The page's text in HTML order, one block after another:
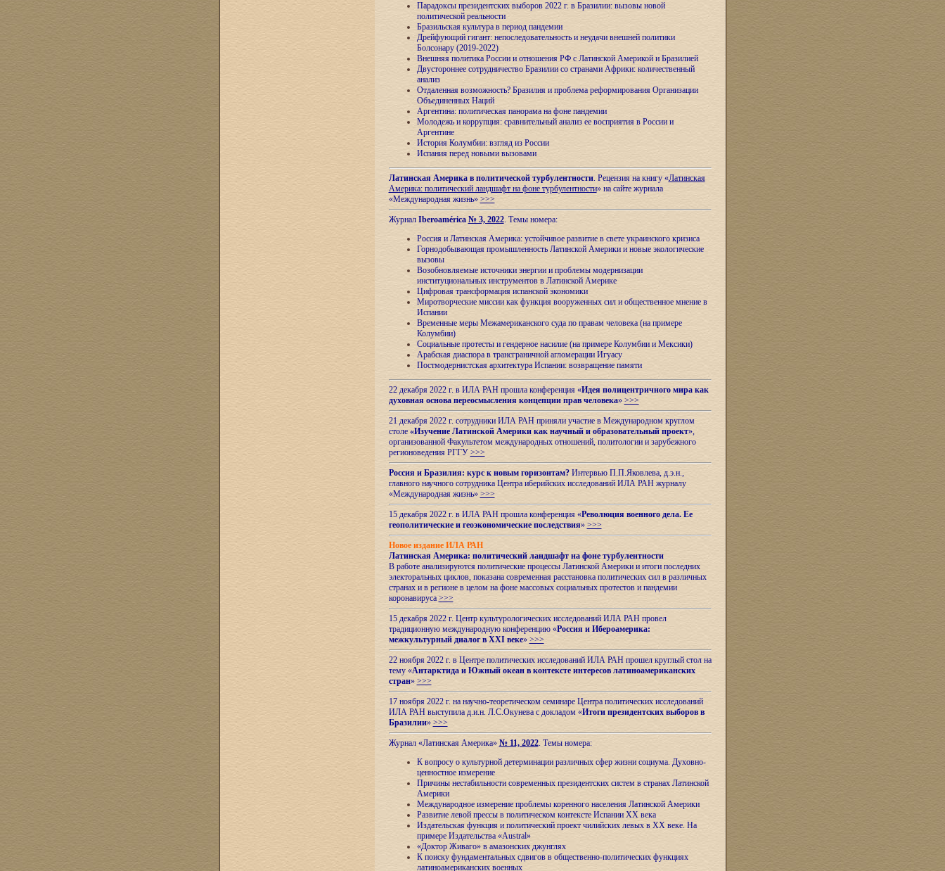
Парадоксы президентских выборов 2022 г. в Бразилии: вызовы новой
политической реальности
Бразильская культура в период пандемии
Дрейфующий гигант: непоследовательность и неудачи внешней политики
Болсонару (2019-2022)
Внешняя политика России и отношения РФ с Латинской Америкой и Бразилией
Двустороннее сотрудничество Бразилии со странами Африки: количественный
анализ
Отдаленная возможность? Бразилия и проблема реформирования Организации
Объединенных Наций
Аргентина: политическая панорама на фоне пандемии
Молодежь и коррупция: сравнительный анализ ee восприятия в России и
Аргентине
История Колумбии: взгляд из России
Испания перед новыми вызовами
Латинская Америка в политической турбулентности. Рецензия на книгу «Латинская
Америка: политический ландшафт на фоне турбулентности» на сайте журнала
«Международная жизнь» >>>
Журнал Iberoamérica № 3, 2022. Темы номера:
Россия и Латинская Америка: устойчивое развитие в свете украинского кризиса
Горнодобывающая промышленность Латинской Америки и новые экологические
вызовы
Возобновляемые источники энергии и проблемы модернизации
институциональных инструментов в Латинской Америке
Цифровая трансформация испанской экономики
Миротворческие миссии как функция вооруженных сил и общественное мнение в
Испании
Временные меры Межамериканского суда по правам человека (на примере
Колумбии)
Социальные протесты и гендерное насилие (на примере Колумбии и Мексики)
Арабская диаспора в трансграничной агломерации Игуасу
Постмодернистская архитектура Испании: возвращение памяти
22 декабря 2022 г. в ИЛА РАН прошла конференция «Идея полицентричного мира как
духовная основа переосмысления концепции прав человека» >>>
21 декабря 2022 г. сотрудники ИЛА РАН приняли участие в Международном круглом
столе «Изучение Латинской Америки как научный и образовательный проект»,
организованной Факультетом международных отношений, политологии и зарубежного
регионоведения РГГУ >>>
Россия и Бразилия: курс к новым горизонтам?Интервью П.П.Яковлева, д.э.н.,
главного научного сотрудника Центра иберийских исследований ИЛА РАН журналу
«Международная жизнь» >>>
15 декабря 2022 г. в ИЛА РАН прошла конференция «Революция военного дела. Ее
геополитические и геоэкономические последствия» >>>
Новое издание ИЛА РАН
Латинская Америка: политический ландшафт на фоне турбулентности
В работе анализируются политические процессы Латинской Америки и итоги последних
электоральных циклов, показана современная расстановка политических сил в различных
странах и в регионе в целом на фоне массовых социальных протестов и пандемии
коронавируса >>>
15 декабря 2022 г. Центр культурологических исследований ИЛА РАН провел
традиционную международную конференцию «Россия и Ибероамерика:
межкультурный диалог в XXI веке» >>>
22 ноября 2022 г. в Центре политических исследований ИЛА РАН прошел круглый стол на
тему «Антарктида и Южный океан в контексте интересов латиноамериканских
стран» >>>
17 ноября 2022 г. на научно-теоретическом семинаре Центра политических исследований
ИЛА РАН выступила д.и.н. Л.С.Окунева с докладом «Итоги президентских выборов в
Бразилии» >>>
Журнал «Латинская Америка» № 11, 2022. Темы номера:
К вопросу о культурной детерминации различных сфер жизни социума. Духовно-
ценностное измерение
Причины нестабильности современных президентских систем в странах Латинской
Америки
Международное измерение проблемы коренного населения Латинской Америки
Развитие левой прессы в политическом контексте Испании XX века
Издательская функция и политический проект чилийских левых в XX веке. На
примере Издательства «Austral»
«Доктор Живаго» в амазонских джунглях
К поиску фундаментальных сдвигов в общественно-политических функциях
латиноамериканских военных